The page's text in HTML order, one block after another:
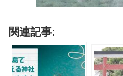
関連記事: